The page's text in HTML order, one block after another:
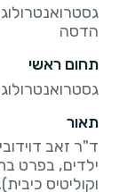
הדסה
תחום ראשי
תאור
ד"ר זאב
ילדים, בפרט